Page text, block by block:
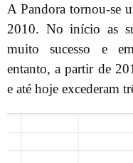
A Pandora tornou-se
2010. No início as
muito sucesso e
entanto, a partir de
e até hoje excederam